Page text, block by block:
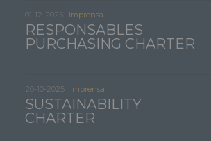
01-12-2025 Imprensa
RESPONSABLES
PURCHASING CHARTER
20-10-2025 Imprensa
SUSTAINABILITY
CHARTER